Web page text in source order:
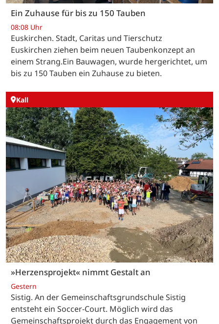
Ein Zuhause für bis zu 150 Tauben
08:08 Uhr
Euskirchen. Stadt, Caritas und Tierschutz
Euskirchen ziehen beim neuen Taubenkonzept an
einem Strang.Ein Bauwagen, wurde hergerichtet, um
bis zu 150 Tauben ein Zuhause zu bieten.
Kall
»Herzensprojekt« nimmt Gestalt an
Gestern
Sistig. An der Gemeinschaftsgrundschule Sistig
entsteht ein Soccer-Court. Möglich wird das
Gemeinschaftsprojekt durch das Engagement von